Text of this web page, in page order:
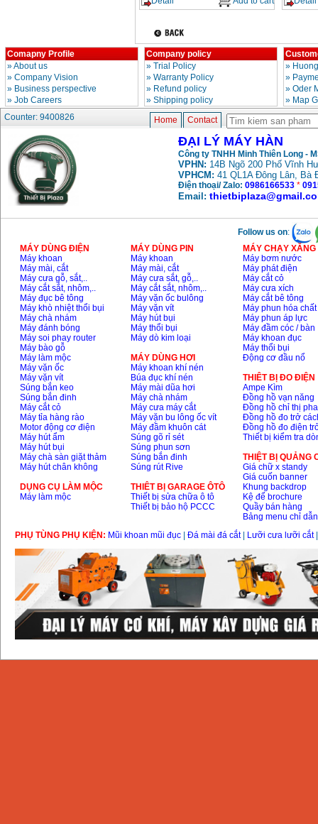
Comapny Profile
»About us
» Company Vision
» Business perspective
» Job Careers
Company policy
» Trial Policy
» Warranty Policy
» Refund policy
» Shipping policy
»
»
» Oder
» Map
Counter: 9400826
Home Contact
ĐẠI LÝ MÁY HÀN
Công ty TNHH Minh Thiên Long -
VPHN: 14B Ngõ 200 Phố Vĩnh
VPHCM: 41 QL1A Đông Lân, Bà
Điện thoại/ Zalo: 0986166533 *
Email:
Follow us on:
MÁY DÙNG ĐIỆN
Máy khoan
Máy mài, cắt
Máy cưa gỗ, sắt,..
Máy cắt sắt, nhôm,..
Máy đục bê tông
Máy khò nhiệt thổi bụi
Máy chà nhám
Máy đánh bóng
Máy soi phay router
Máy bào gỗ
Máy làm mộc
Máy vặn ốc
Máy vặn vít
Súng bắn keo
Súng bắn đinh
Máy cắt cỏ
Máy tỉa hàng rào
Motor động cơ điện
Máy hút ẩm
Máy hút bụi
Máy chà sàn giặt thảm
Máy hút chân không
DỤNG CỤ LÀM MỘC
Máy làm mộc
MÁY DÙNG PIN
Máy khoan
Máy mài, cắt
Máy cưa sắt, gỗ,..
Máy cắt sắt, nhôm,..
Máy vặn ốc bulông
Máy vặn vít
Máy hút bụi
Máy thổi bụi
Máy dò kim loại
MÁY DÙNG HƠI
Máy khoan khí nén
Búa đục khí nén
Máy mài dũa hơi
Máy chà nhám
Máy cưa máy cắt
Máy vặn bu lông ốc vít
Máy đầm khuôn cát
Súng gõ rỉ sét
Súng phun sơn
Súng bắn đinh
Súng rút Rive
THIÊT BỊ GARAGE ÔTÔ
Thiết bị sửa chữa ô tô
Thiết bị bảo hộ PCCC
MÁY CHẠY
Máy bơm nước
Máy phát điện
Máy cắt cỏ
Máy cưa xích
Máy cắt bê tông
Máy phun hóa chất
Máy phun áp lực
Máy đầm cóc / bàn
Máy khoan đục
Máy thổi bụi
Động cơ đầu nổ
THIÊT BỊ ĐO ĐIỆN
Ampe Kìm
Đồng hồ vạn năng
Đồng hồ chỉ thị pha
Đồng hồ đo trở
Đồng hồ đo điện
Thiết bị kiểm tra
THIỆT BỊ QUẢNG
Giá chữ x standy
Giá cuốn banner
Khung backdrop
Kệ để brochure
Quầy bán hàng
Bảng menu chỉ dẫn
PHỤ TÙNG PHỤ KIỆN: Mũi khoan mũi đục Đá mài đá cắt| Lưỡi cưa lưỡi cắt